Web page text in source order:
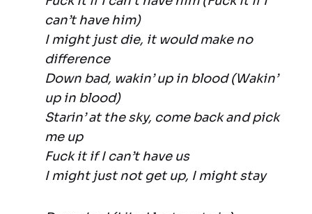
can’t have him)
I might just die, it would make no
difference
Down bad, wakin’ up in blood (Wakin’
up in blood)
Starin’ at the sky, come back and pick
me up
Fuck it if I can’t have us
I might just not get up, I might stay